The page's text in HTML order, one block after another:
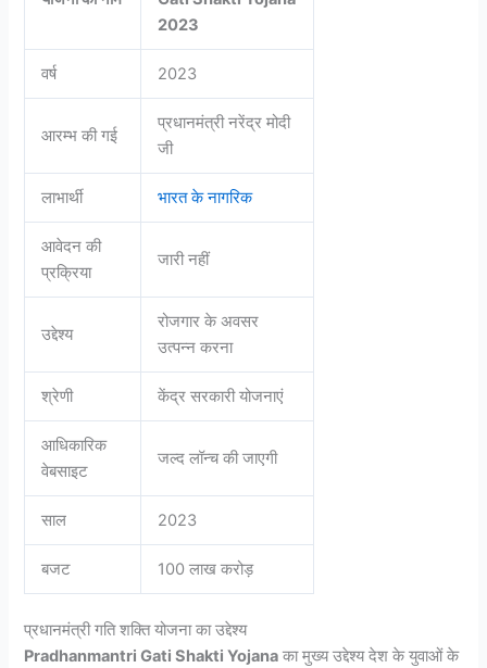
2023
वर्ष 2023
आरम्भ की गई
प्रधानमंत्री नरेंद्र मोदी
जी
लाभार्थी भारत के नागरिक
आवेदन की
प्रक्रिया
जारी नहीं
उद्देश्य
रोजगार के अवसर
उत्पन्न करना
श्रेणी केंद्र सरकारी योजनाएं
आधिकारिक
वेबसाइट
जल्द लॉन्च की जाएगी
साल 2023
बजट 100 लाख करोड़
प्रधानमंत्री गति शक्ति योजना का उद्देश्य
Pradhanmantri Gati Shakti Yojana का मुख्य उद्देश्य देश के युवाओं के